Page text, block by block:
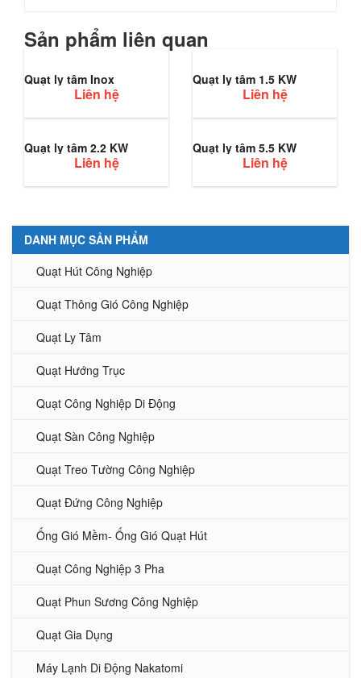
DANH MỤC SẢN PHẨM
Quạt Hút Công Nghiệp
Quạt Thông Gió Công Nghiệp
Quạt Ly Tâm
Quạt Hướng Trục
Quạt Công Nghiệp Di Động
Quạt Sàn Công Nghiệp
Quạt Treo Tường Công Nghiệp
Quạt Đứng Công Nghiệp
Ống Gió Mềm- Ống Gió Quạt Hút
Quạt Công Nghiệp 3 Pha
Quạt Phun Sương Công Nghiệp
Quạt Gia Dụng
Máy Lạnh Di Động Nakatomi
Sản phẩm liên quan
Quạt ly tâm Inox
Liên hệ
Quạt ly tâm 1.5 KW
Liên hệ
Quạt ly tâm 2.2 KW
Liên hệ
Quạt ly tâm 5.5 KW
Liên hệ